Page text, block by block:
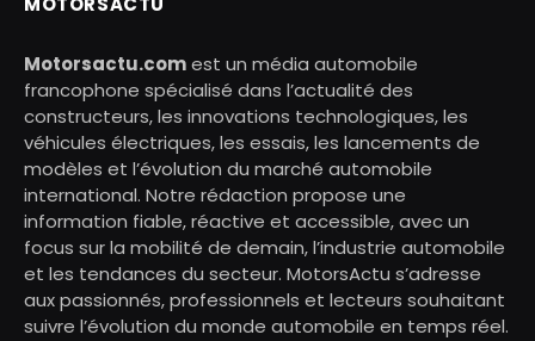
Motorsactu.comest un média automobile
francophone spécialisé dans l’actualité des
constructeurs, les innovations technologiques, les
véhicules électriques, les essais, les lancements de
modèles et l’évolution du marché automobile
international. Notre rédaction propose une
information fiable, réactive et accessible, avec un
focus sur la mobilité de demain, l’industrie automobile
et les tendances du secteur. MotorsActu s’adresse
aux passionnés, professionnels et lecteurs souhaitant
suivre l’évolution du monde automobile en temps réel.